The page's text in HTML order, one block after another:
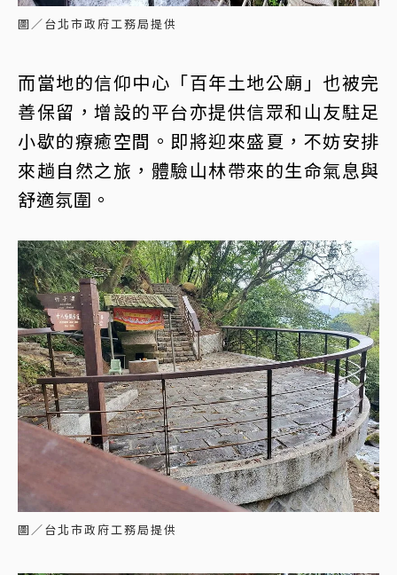
圖／台北市政府工務局提供
而當地的信仰中心「百年土地公廟」也被完
善保留，增設的平台亦提供信眾和山友駐足
小歇的療癒空間。即將迎來盛夏，不妨安排
來趟自然之旅，體驗山林帶來的生命氣息與
舒適氛圍。
圖／台北市政府工務局提供